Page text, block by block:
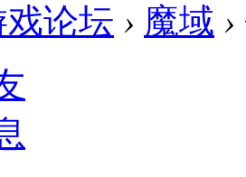
戏论坛 › 魔域 ›